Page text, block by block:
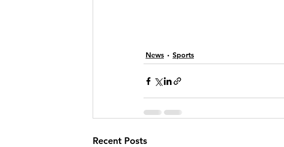
News Sports
Recent Posts